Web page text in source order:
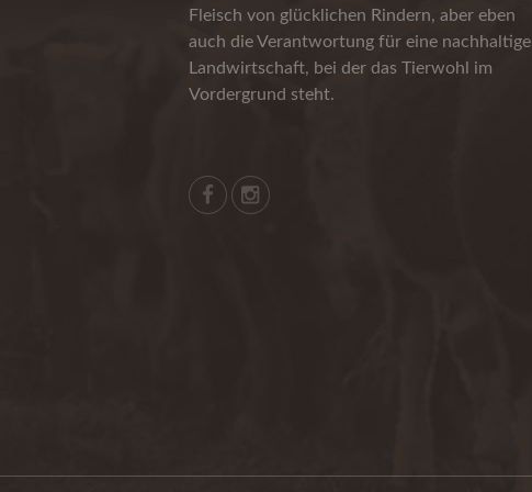
Fleisch von glücklichen Rindern, aber eben
auch die Verantwortung für eine nachhaltige
Landwirtschaft, bei der das Tierwohl im
Vordergrund steht.